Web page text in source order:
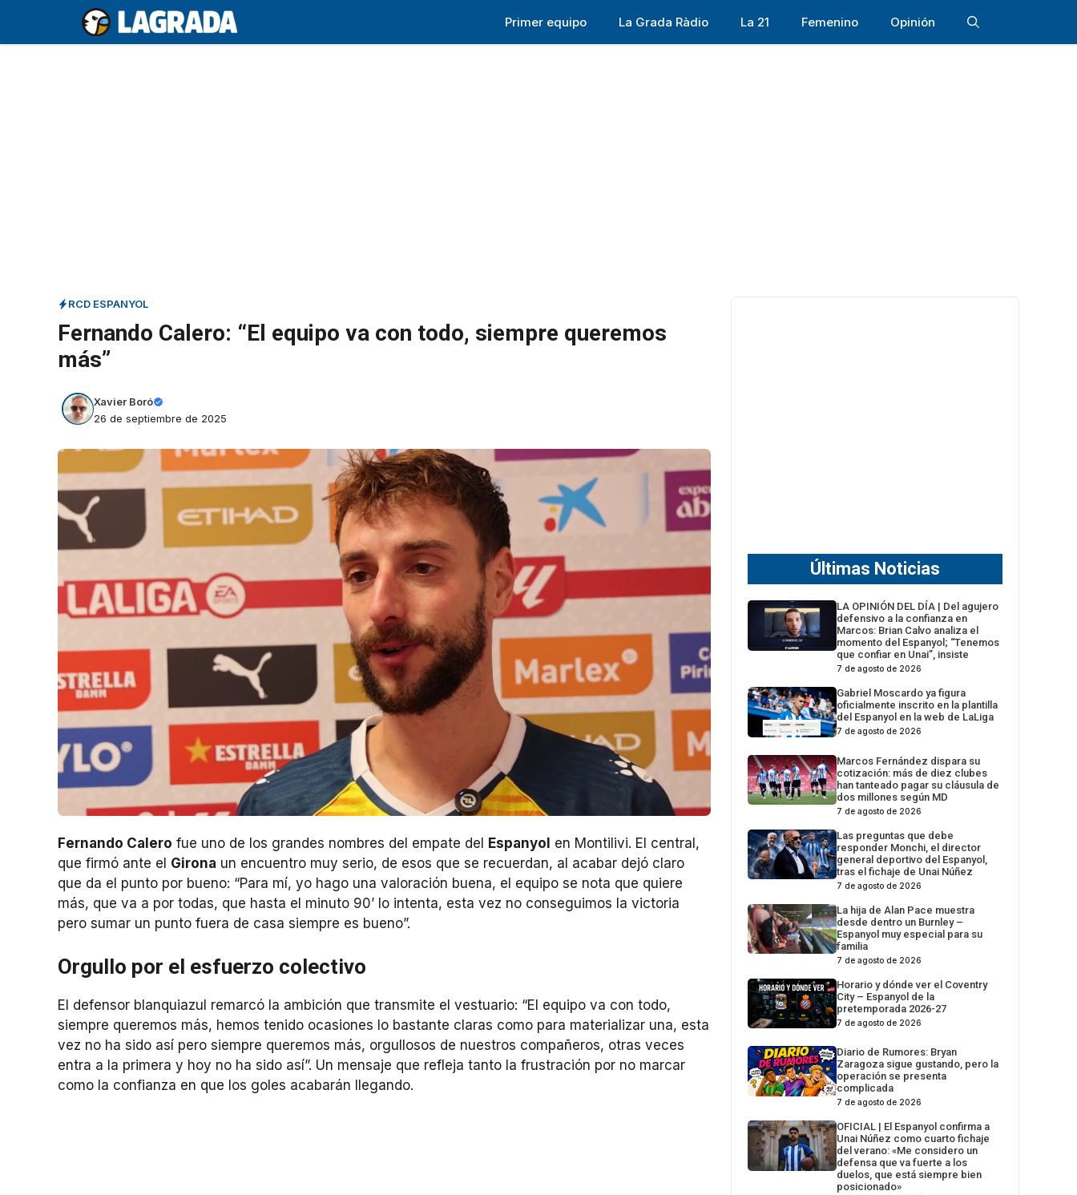
contenido
Primer equipo La Grada Ràdio La 21 Femenino Opinión
RCD ESPANYOL
Fernando Calero: “El equipo va con todo, siempre queremos
más”
Xavier Boró
26 de septiembre de 2025
Fernando Calero fue uno de los grandes nombres del empate del Espanyol en Montilivi. El central,
que firmó ante el Girona un encuentro muy serio, de esos que se recuerdan, al acabar dejó claro
que da el punto por bueno: “Para mí, yo hago una valoración buena, el equipo se nota que quiere
más, que va a por todas, que hasta el minuto 90’ lo intenta, esta vez no conseguimos la victoria
pero sumar un punto fuera de casa siempre es bueno”.
Orgullo por el esfuerzo colectivo
El defensor blanquiazul remarcó la ambición que transmite el vestuario: “El equipo va con todo,
siempre queremos más, hemos tenido ocasiones lo bastante claras como para materializar una, esta
vez no ha sido así pero siempre queremos más, orgullosos de nuestros compañeros, otras veces
entra a la primera y hoy no ha sido así”. Un mensaje que refleja tanto la frustración por no marcar
como la confianza en que los goles acabarán llegando.
Últimas Noticias
LA OPINIÓN DEL DÍA | Del agujero
defensivo a la confianza en
Marcos: Brian Calvo analiza el
momento del Espanyol; “Tenemos
que confiar en Unai”, insiste
7 de agosto de 2026
Gabriel Moscardo ya figura
oficialmente inscrito en la plantilla
del Espanyol en la web de LaLiga
7 de agosto de 2026
Marcos Fernández dispara su
cotización: más de diez clubes
han tanteado pagar su cláusula de
dos millones según MD
7 de agosto de 2026
Las preguntas que debe
responder Monchi, el director
general deportivo del Espanyol,
tras el fichaje de Unai Núñez
7 de agosto de 2026
La hija de Alan Pace muestra
desde dentro un Burnley –
Espanyol muy especial para su
familia
7 de agosto de 2026
Horario y dónde ver el Coventry
City – Espanyol de la
pretemporada 2026-27
7 de agosto de 2026
Diario de Rumores: Bryan
Zaragoza sigue gustando, pero la
operación se presenta
complicada
7 de agosto de 2026
OFICIAL | El Espanyol confirma a
Unai Núñez como cuarto fichaje
del verano: «Me considero un
defensa que va fuerte a los
duelos, que está siempre bien
posicionado»